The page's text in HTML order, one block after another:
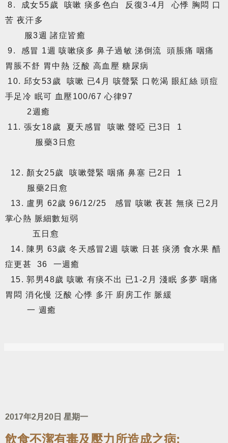
8. 成女55歲 咳嗽 痰多色白 反復3-4月 心悸 胸悶 口
苦 夜汗多
服3週 諸症皆癒
9. 感冒 1週 咳嗽痰多 鼻子過敏 涕倒流 頭脹痛 咽痛
胃脹不舒 胃中熱 泛酸 高血壓 糖尿病
10. 邱女53歲 咳嗽 已4月 咳聲緊 口乾渴 眼紅絲 頭痘
手足冷 眠可 血壓100/67 心律97
2週癒
11. 張女18歲 夏天感冒 咳嗽 聲啞 已3日 1
服藥3日愈
12. 顏女25歲 咳嗽聲緊 咽痛 鼻塞 已2日 1
服藥2日愈
13. 盧男 62歲 96/12/25 感冒 咳嗽 夜甚 無痰 已2月
掌心熱 脈細數短弱
五日愈
14. 陳男 63歲 冬天感冒2週 咳嗽 日甚 痰湧 食水果 醋
症更甚 36 一週癒
15. 郭男48歲 咳嗽 有痰不出 已1-2月 淺眠 多夢 咽痛
胃悶 消化慢 泛酸 心悸 多汗 廚房工作 脈緩
一 週癒
2017年2月20日 星期一
飲食不潔有毒及壓力所造成之病: